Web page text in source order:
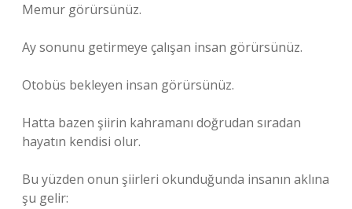
Memur görürsünüz.
Ay sonunu getirmeye çalışan insan görürsünüz.
Otobüs bekleyen insan görürsünüz.
Hatta bazen şiirin kahramanı doğrudan sıradan
hayatın kendisi olur.
Bu yüzden onun şiirleri okunduğunda insanın aklına
şu gelir: